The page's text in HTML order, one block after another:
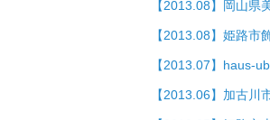
【2013.08】岡山県
【2013.08】姫路市
【2013.07】haus-
【2013.06】加古川